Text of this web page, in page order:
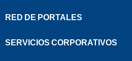
RED DE PORTALES
SERVICIOS CORPORATIVOS